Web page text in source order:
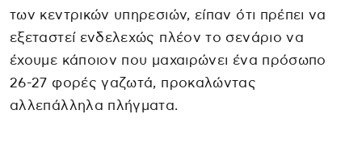
των κεντρικών υπηρεσιών, είπαν ότι πρέπει να
εξεταστεί ενδελεχώς πλέον το σενάριο να
έχουμε κάποιον που μαχαιρώνει ένα πρόσωπο
26-27 φορές γαζωτά, προκαλώντας
αλλεπάλληλα πλήγματα.